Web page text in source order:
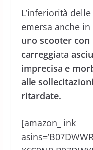
L’inferiorità
emersa anche
uno scooter
carreggiata
imprecisa e
alle
ritardate.
[amazon_link